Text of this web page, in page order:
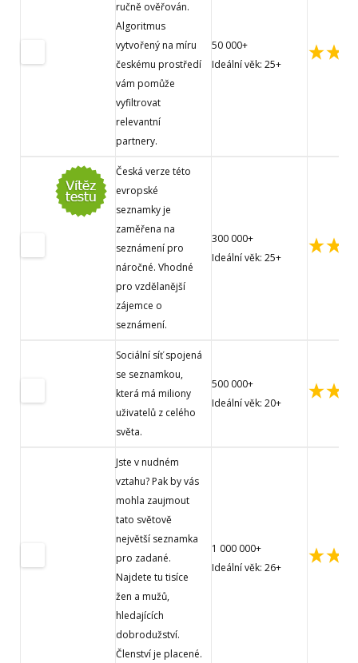
ručně ověřován.
Algoritmus
vytvořený na míru
českému prostředí
vám pomůže
vyfiltrovat
relevantní
partnery.
50 000+
Ideální věk: 25+
Česká verze této
evropské
seznamky je
zaměřena na
seznámení pro
náročné. Vhodné
pro vzdělanější
zájemce o
seznámení.
300 000+
Ideální věk: 25+
Sociální síť spojená
se seznamkou,
která má miliony
uživatelů z celého
světa.
500 000+
Ideální věk: 20+
Jste v nudném
vztahu? Pak by vás
mohla zaujmout
tato světově
největší seznamka
pro zadané.
Najdete tu tisíce
žen a mužů,
hledajících
dobrodužství.
Členství je placené.
1 000 000+
Ideální věk: 26+